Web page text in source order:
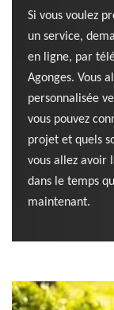
Si vous voulez
un service,
en ligne, par
Agonges. Vous
personnalisée
vous pouvez
projet et quels
vous allez avoir
dans le temps
maintenant.